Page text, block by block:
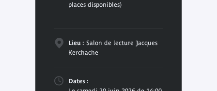
places disponibles)
Lieu : Salon de lecture Jacques
Kerchache
Dates :